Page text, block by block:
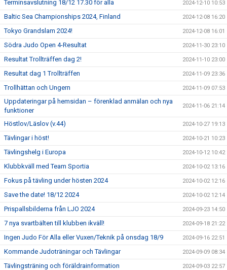
Terminsavslutning 18/12 17.30 för alla 2024-12-10 10:53
Baltic Sea Championships 2024, Finland 2024-12-08 16:20
Tokyo Grandslam 2024! 2024-12-08 16:01
Södra Judo Open 4-Resultat 2024-11-30 23:10
Resultat Trollträffen dag 2! 2024-11-10 23:00
Resultat dag 1 Trollträffen 2024-11-09 23:36
Trollhättan och Ungern 2024-11-09 07:53
Uppdateringar på hemsidan – förenklad anmälan och nya
funktioner
2024-11-06 21:14
Höstlov/Läslov (v.44) 2024-10-27 19:13
Tävlingar i höst! 2024-10-21 10:23
Tävlingshelg i Europa 2024-10-12 10:42
Klubbkväll med Team Sportia 2024-10-02 13:16
Fokus på tävling under hösten 2024 2024-10-02 12:16
Save the date! 18/12 2024 2024-10-02 12:14
Prispallsbilderna från LJO 2024 2024-09-23 14:50
7 nya svartbälten till klubben ikväll! 2024-09-18 21:22
Ingen Judo För Alla eller Vuxen/Teknik på onsdag 18/9 2024-09-16 22:51
Kommande Judoträningar och Tävlingar 2024-09-09 08:34
Tävlingsträning och föräldrainformation 2024-09-03 22:57